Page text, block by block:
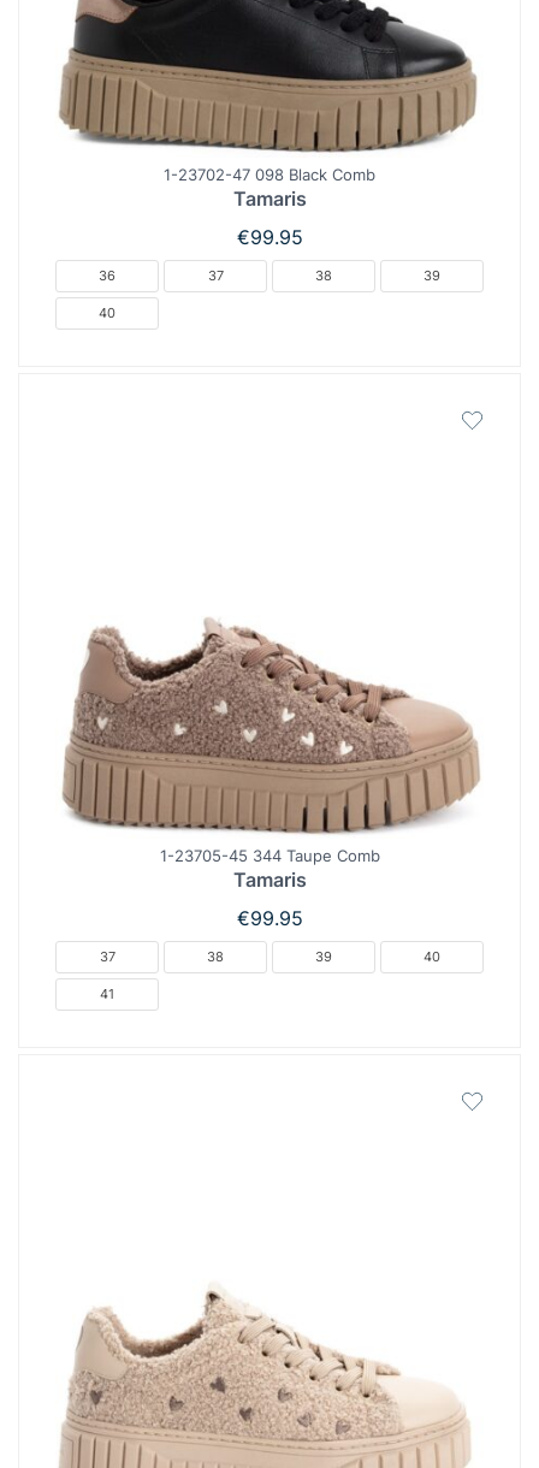
1-23702-47 098 Black Comb
Tamaris
€99.95
36 37 38 39
40
1-23705-45 344 Taupe Comb
Tamaris
€99.95
37 38 39 40
41